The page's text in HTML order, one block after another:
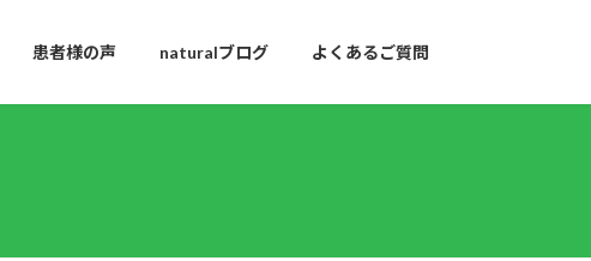
患者様の声 naturalブログ よくあるご質問